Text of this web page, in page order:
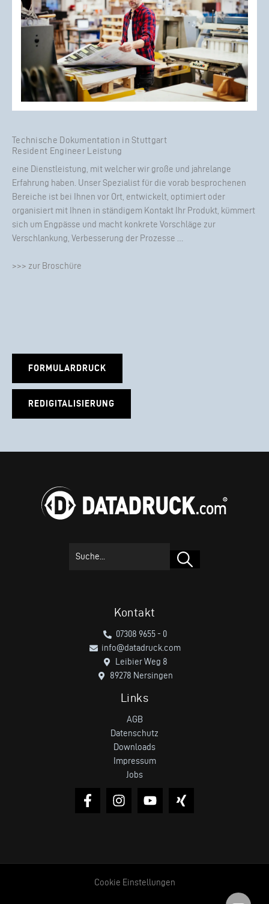
Technische Dokumentation in Stuttgart
Resident Engineer Leistung
eine Dienstleistung, mit welcher wir große und jahrelange
Erfahrung haben. Unser Spezialist für die vorab besprochenen
Bereiche ist bei Ihnen vor Ort, entwickelt, optimiert oder
organisiert mit Ihnen in ständigem Kontakt Ihr Produkt, kümmert
sich um Engpässe und macht konkrete Vorschläge zur
Verschlankung, Verbesserung der Prozesse …
>>> zur Broschüre
FORMULARDRUCK
REDIGITALISIERUNG
Kontakt
07308 9655 - 0
info@datadruck.com
Leibier Weg 8
89278 Nersingen
Links
AGB
Datenschutz
Downloads
Impressum
Jobs
Cookie Einstellungen